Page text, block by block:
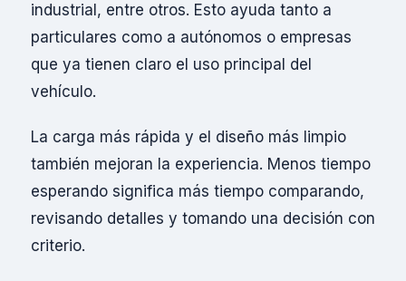
industrial, entre otros. Esto ayuda tanto a
particulares como a autónomos o empresas
que ya tienen claro el uso principal del
vehículo.
La carga más rápida y el diseño más limpio
también mejoran la experiencia. Menos tiempo
esperando significa más tiempo comparando,
revisando detalles y tomando una decisión con
criterio.